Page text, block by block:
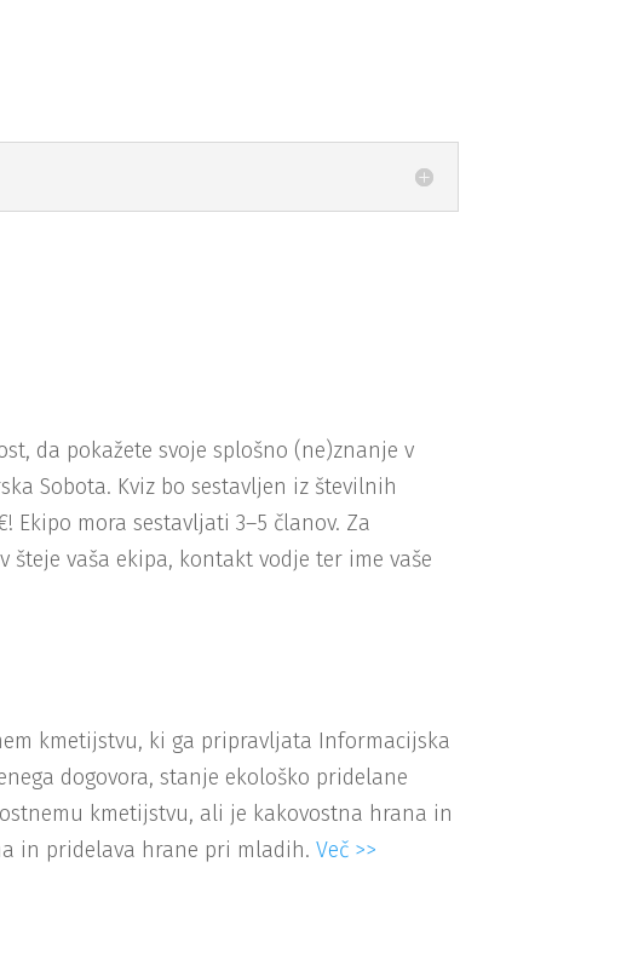
da pokažete svoje splošno (ne)znanje v
Sobota. Kviz bo sestavljen iz številnih
Ekipo mora sestavljati 3–5 članov. Za
vaša ekipa, kontakt vodje ter ime vaše
kmetijstvu, ki ga pripravljata Informacijska
dogovora, stanje ekološko pridelane
kmetijstvu, ali je kakovostna hrana in
in pridelava hrane pri mladih.Več >>